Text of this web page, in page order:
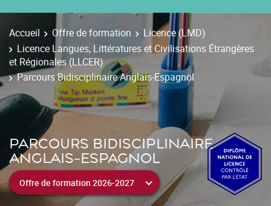
Accueil Offre de formation
Licence (LMD)
Licence Langues, Littératures et Civilisations Étrangères
et Régionales (LLCER)
Parcours Bidisciplinaire Anglais-Espagnol
PARCOURS BIDISCIPLINAIRE
ANGLAIS-ESPAGNOL